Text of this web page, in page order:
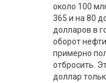
около 100
365 и на 80
долларов в
оборот
примерно
отбросить.
доллар